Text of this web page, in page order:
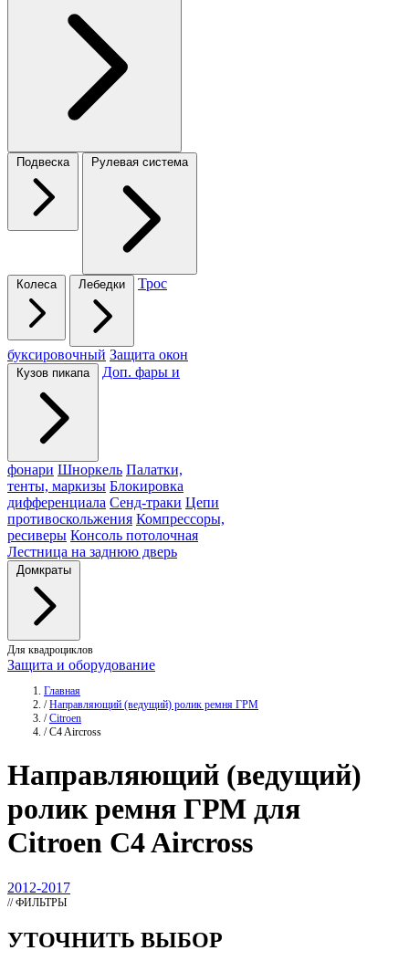
Подвеска Рулевая система
Колеса Лебедки Трос
буксировочный Защита окон
Кузов пикапа Доп. фары и
фонари Шноркель Палатки,
тенты, маркизы Блокировка
дифференциала Сенд-траки Цепи
противоскольжения Компрессоры,
ресиверы Консоль потолочная
Лестница на заднюю дверь
Домкраты
Для квадроциклов
Защита и оборудование
Главная
/ Направляющий (ведущий) ролик ремня ГРМ
/ Citroen
/ C4 Aircross
Направляющий (ведущий)
роликремня ГРМ для
Citroen C4 Aircross
2012-2017
// ФИЛЬТРЫ
УТОЧНИТЬ ВЫБОР